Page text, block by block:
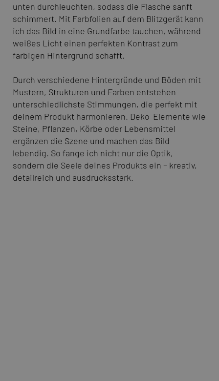
unten durchleuchten, sodass die Flasche sanft
schimmert. Mit Farbfolien auf dem Blitzgerät kann
ich das Bild in eine Grundfarbe tauchen, während
weißes Licht einen perfekten Kontrast zum
farbigen Hintergrund schafft.
Durch verschiedene Hintergründe und Böden mit
Mustern, Strukturen und Farben entstehen
unterschiedlichste Stimmungen, die perfekt mit
deinem Produkt harmonieren. Deko-Elemente wie
Steine, Pflanzen, Körbe oder Lebensmittel
ergänzen die Szene und machen das Bild
lebendig. So fange ich nicht nur die Optik,
sondern die Seele deines Produkts ein – kreativ,
detailreich und ausdrucksstark.